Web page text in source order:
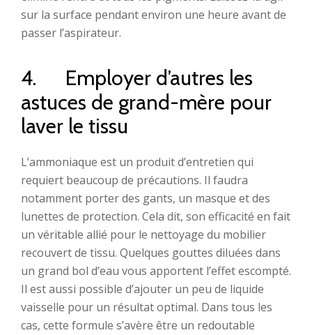
sur la surface pendant environ une heure avant de
passer l’aspirateur.
4. Employer d’autres les
astuces de grand-mère pour
laver le tissu
L’ammoniaque est un produit d’entretien qui
requiert beaucoup de précautions. Il faudra
notamment porter des gants, un masque et des
lunettes de protection. Cela dit, son efficacité en fait
un véritable allié pour le nettoyage du mobilier
recouvert de tissu. Quelques gouttes diluées dans
un grand bol d’eau vous apportent l’effet escompté.
Il est aussi possible d’ajouter un peu de liquide
vaisselle pour un résultat optimal. Dans tous les
cas, cette formule s’avère être un redoutable